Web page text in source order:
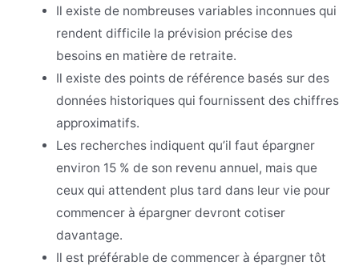
Il existe de nombreuses variables inconnues qui
rendent difficile la prévision précise des
besoins en matière de retraite.
Il existe des points de référence basés sur des
données historiques qui fournissent des chiffres
approximatifs.
Les recherches indiquent qu’il faut épargner
environ 15 % de son revenu annuel, mais que
ceux qui attendent plus tard dans leur vie pour
commencer à épargner devront cotiser
davantage.
Il est préférable de commencer à épargner tôt